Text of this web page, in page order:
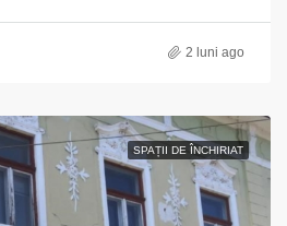
2 luni ago
SPAȚII DE ÎNCHIRIAT